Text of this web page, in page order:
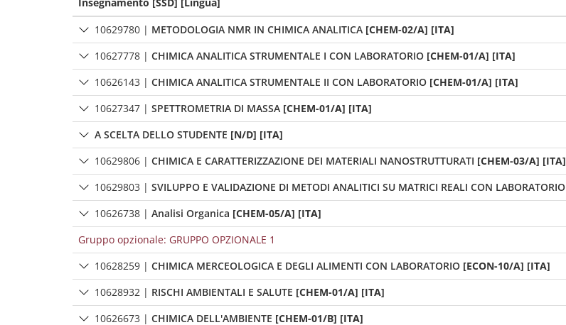
10629780 | METODOLOGIA NMR IN CHIMICA ANALITICA [CHEM-02/A] [ITA]
10627778 | CHIMICA ANALITICA STRUMENTALE I CON LABORATORIO [CHEM-01/A] [ITA]
10626143 | CHIMICA ANALITICA STRUMENTALE II CON LABORATORIO [CHEM-01/A] [ITA]
10627347 | SPETTROMETRIA DI MASSA [CHEM-01/A] [ITA]
A SCELTA DELLO STUDENTE [N/D] [ITA]
10629806 | CHIMICA E CARATTERIZZAZIONE DEI MATERIALI NANOSTRUTTURATI [CHEM-03/A] [ITA]
10629803 | SVILUPPO E VALIDAZIONE DI METODI ANALITICI SU MATRICI REALI CON LABORATORIO
10626738 | Analisi Organica [CHEM-05/A] [ITA]
Gruppo opzionale: GRUPPO OPZIONALE 1
10628259 | CHIMICA MERCEOLOGICA E DEGLI ALIMENTI CON LABORATORIO [ECON-10/A] [ITA]
10628932 | RISCHI AMBIENTALI E SALUTE [CHEM-01/A] [ITA]
10626673 | CHIMICA DELL'AMBIENTE [CHEM-01/B] [ITA]